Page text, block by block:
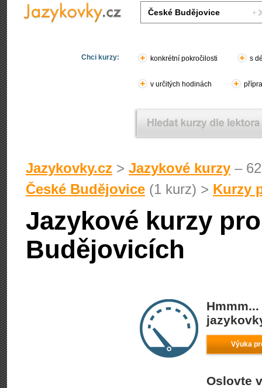
Chci kurzy: konkrétní pokročilosti s
v určitých hodinách
Jazykovky.cz > Jazykové kurzy –
České Budějovice (1 kurz) > Kurzy
Jazykové kurzy
Budějovicích
Výuka
Oslovte